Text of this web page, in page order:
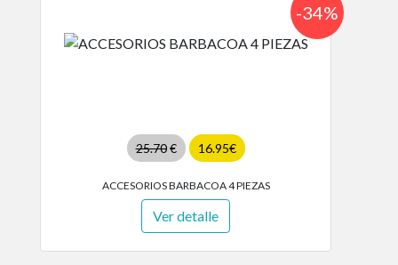
25.70€ 16.95€
-34%
ACCESORIOS BARBACOA 4 PIEZAS
Ver detalle